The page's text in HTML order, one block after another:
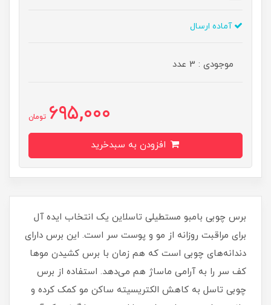
آماده ارسال
موجودی : 3 عدد
695,000 تومان
برس چوبی بامبو مستطیلی تاسلاین یک انتخاب ایده آل
برای مراقبت روزانه از مو و پوست سر است. این برس دارای
دندانه‌های چوبی است که هم زمان با برس کشیدن موها
کف سر را به آرامی ماساژ هم می‌دهد. استفاده از برس
چوبی تاسل به کاهش الکتریسیته ساکن مو کمک کرده و